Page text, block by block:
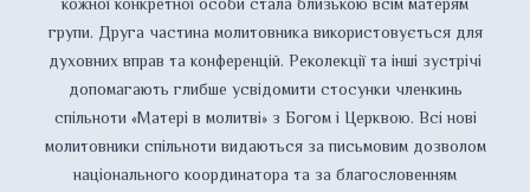
групи. Друга частина молитовника використовується для
духовних вправ та конференцій. Реколекції та інші зустрічі
допомагають глибше усвідомити стосунки членкинь
спільноти «Матері в молитві» з Богом і Церквою. Всі нові
молитовники спільноти видаються за письмовим дозволом
національного координатора та за благословенням